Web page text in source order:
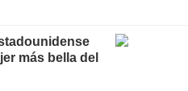
más bella del